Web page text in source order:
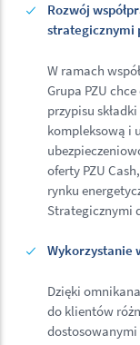
Rozwój
strategicznymi
W ramach
Grupa PZU
przypisu
kompleksową i
oferty PZU
rynku
Strategicznymi
Wykorzystanie
Dzięki
do klientów